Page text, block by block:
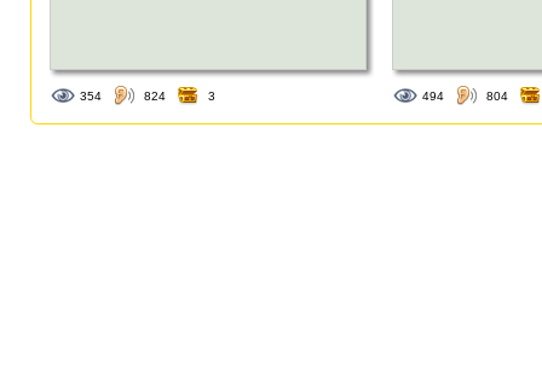
354 824 3 494 804